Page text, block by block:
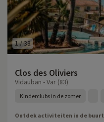
1/33
Clos des Oliviers
Vidauban - Var (83)
Kinderclubs in de zomer
Ontdek activiteiten in de buurt